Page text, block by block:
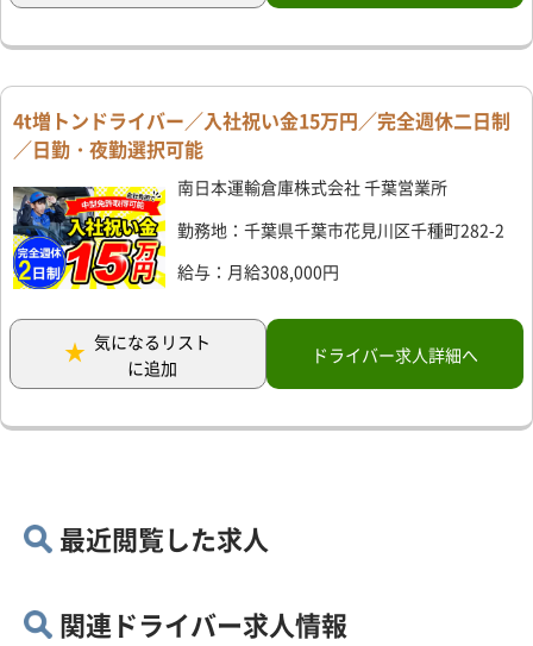
4t増トンドライバー／入社祝い金15万円／完全週休二日制
／日勤・夜勤選択可能
南日本運輸倉庫株式会社 千葉営業所
勤務地：千葉県千葉市花見川区千種町282-2
給与：月給308,000円
気になるリスト
に追加
ドライバー求人詳細へ
最近閲覧した求人
関連ドライバー求人情報